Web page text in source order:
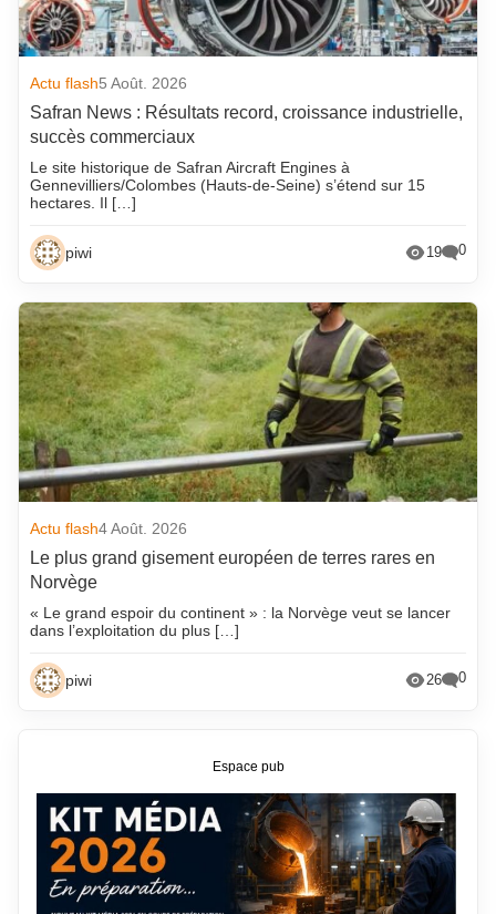
Actu flash5 Août. 2026
Safran News : Résultats record, croissance industrielle,
succès commerciaux
Le site historique de Safran Aircraft Engines à
Gennevilliers/Colombes (Hauts-de-Seine) s’étend sur 15
hectares. Il […]
piwi 19 0
Actu flash4 Août. 2026
Le plus grand gisement européen de terres rares en
Norvège
« Le grand espoir du continent » : la Norvège veut se lancer
dans l’exploitation du plus […]
piwi 26 0
Espace pub